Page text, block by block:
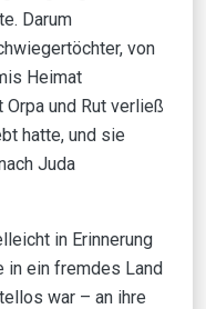
Darum
von
Heimat
und Rut verließ
hatte, und sie
Juda
in Erinnerung
in ein fremdes Land
war – an ihre